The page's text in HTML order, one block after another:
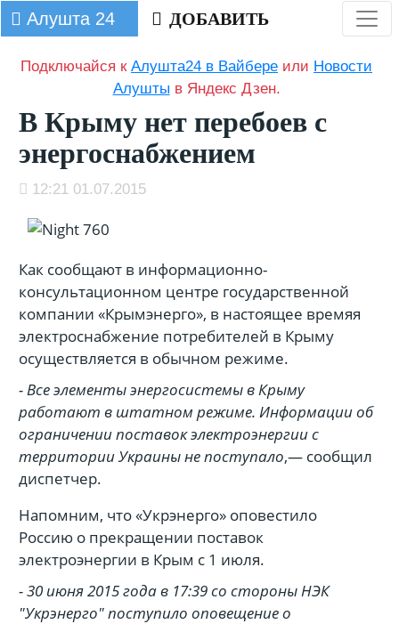
Алушта 24 ДОБАВИТЬ
Подключайся кАлушта24 в Вайбере или Новости
Алушты в Яндекс Дзен.
В Крыму нет перебоев с
энергоснабжением
12:21 01.07.2015
Как сообщают в информационно-
консультационном центре государственной
компании «Крымэнерго», в настоящее времяя
электроснабжение потребителей в Крыму
осуществляется в обычном режиме.
- Все элементы энергосистемы в Крыму
работают в штатном режиме. Информации об
ограничении поставок электроэнергии с
территории Украины не поступало,— сообщил
диспетчер.
Напомним, что «Укрэнерго» оповестило
Россию о прекращении поставок
электроэнергии в Крым с 1 июля.
- 30 июня 2015 года в 17:39 со стороны НЭК
"Укрэнерго" поступило оповещение о